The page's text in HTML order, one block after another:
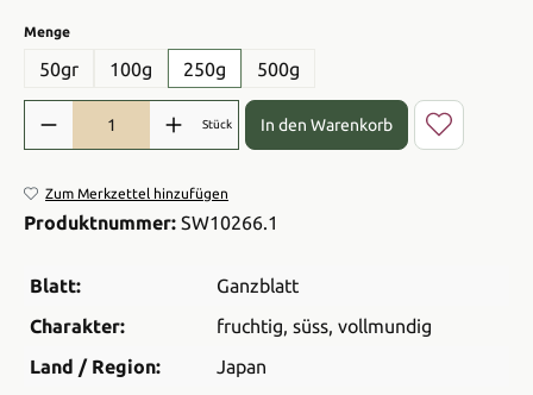
Mengeauswählen
50gr 100g 250g 500g
Produkt Anzahl: Gib den gewünschten Wert ein oder benutze die
Stück In den Warenkorb
Zum Merkzettel hinzufügen
Produktnummer: SW10266.1
Blatt:
Ganzblatt
Charakter:
fruchtig, süss, vollmundig
Land / Region:
Japan